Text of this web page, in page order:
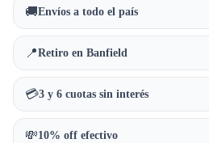
🚚Envíos a todo el país
📍Retiro en Banfield
💳3 y 6 cuotas sin interés
💸10% off efectivo